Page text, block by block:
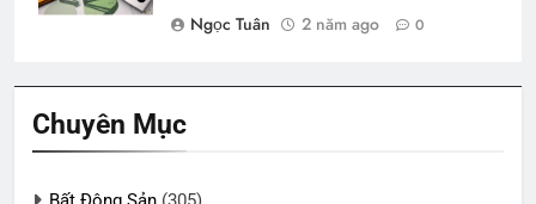
Ngọc Tuân 2 năm ago 0
Chuyên Mục